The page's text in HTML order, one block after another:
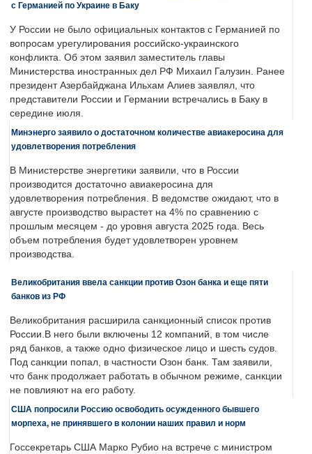
с Германией по Украине в Баку
У России не было официальных контактов с Германией по
вопросам урегулирования российско-украинского
конфликта. Об этом заявил заместитель главы
Министерства иностранных дел РФ Михаил Галузин. Ранее
президент Азербайджана Ильхам Алиев заявлял, что
представители России и Германии встречались в Баку в
середине июля.
Минэнерго заявило о достаточном количестве авиакеросина для
удовлетворения потребления
В Министерстве энергетики заявили, что в России
производится достаточно авиакеросина для
удовлетворения потребления. В ведомстве ожидают, что в
августе производство вырастет на 4% по сравнению с
прошлым месяцем - до уровня августа 2025 года. Весь
объем потребления будет удовлетворен уровнем
производства.
Великобритания ввела санкции против Озон банка и еще пяти
банков из РФ
Великобритания расширила санкционный список против
России.В него были включены 12 компаний, в том числе
ряд банков, а также одно физическое лицо и шесть судов.
Под санкции попал, в частности Озон банк. Там заявили,
что банк продолжает работать в обычном режиме, санкции
не повлияют на его работу.
США попросили Россию освободить осужденного бывшего
морпеха, не принявшего в колонии наших правил и норм
Госсекретарь США Марко Рубио на встрече с министром